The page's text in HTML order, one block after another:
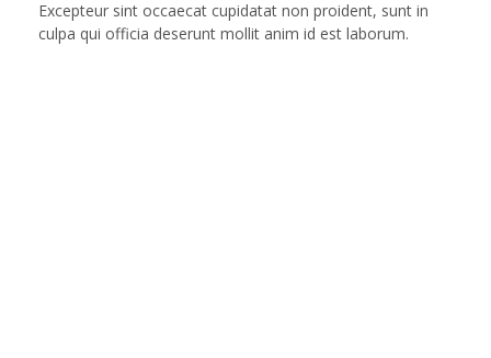
Excepteur sint occaecat cupidatat non proident, sunt in
culpa qui officia deserunt mollit anim id est laborum.